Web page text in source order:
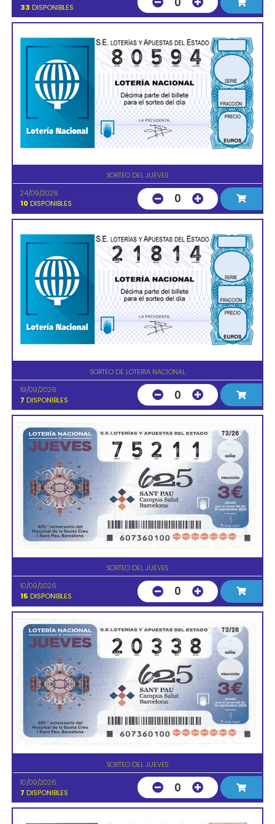
33 DISPONIBLES
SORTEO DEL JUEVES
24/09/2026
10 DISPONIBLES 0
SORTEO DE LOTERIA NACIONAL
19/09/2026
7 DISPONIBLES 0
SORTEO DEL JUEVES
10/09/2026
15 DISPONIBLES 0
SORTEO DEL JUEVES
10/09/2026
7 DISPONIBLES 0